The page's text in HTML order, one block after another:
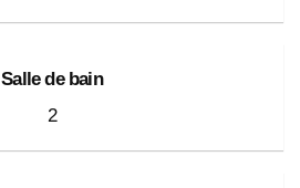
Salle de bain
2